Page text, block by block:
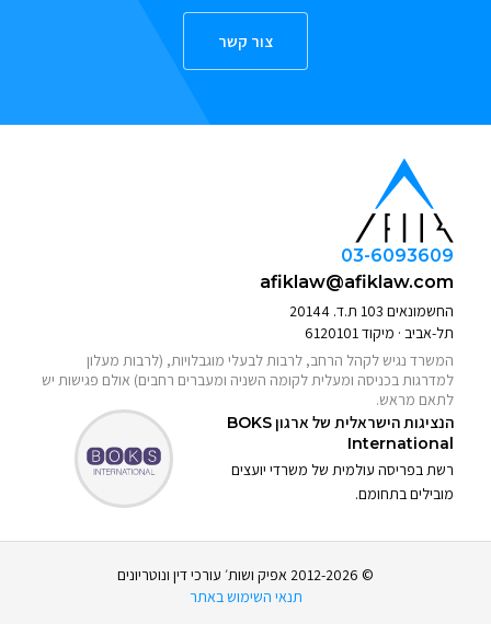
צור קשר
03-6093609
afiklaw@afiklaw.com
החשמונאים 103 ת.ד. 20144
תל-אביב · מיקוד 6120101
המשרד נגיש לקהל הרחב, לרבות לבעלי מוגבלויות, (לרבות מעלון
למדרגות בכניסה ומעלית לקומה השניה ומעברים רחבים) אולם פגישות יש
לתאם מראש.
הנציגות הישראלית של ארגוןBOKS
International
רשת בפריסה עולמית של משרדי יועצים
מובילים בתחומם.
© 2012-2026 אפיק ושות׳ עורכי דין ונוטריונים
תנאי השימוש באתר